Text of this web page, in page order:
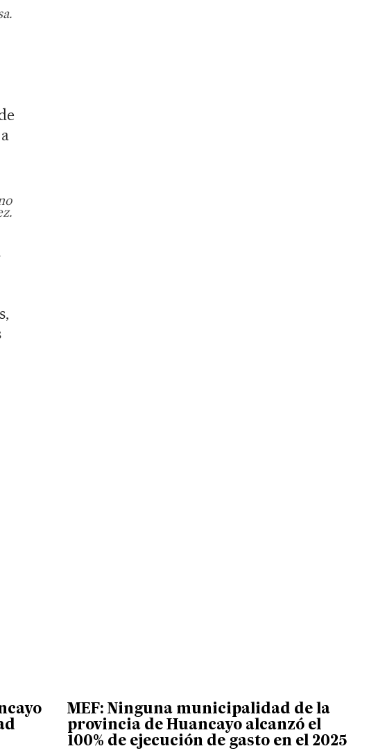
MEF: Ninguna municipalidad de la
provincia de Huancayo alcanzó el
100% de ejecución de gasto en el 2025